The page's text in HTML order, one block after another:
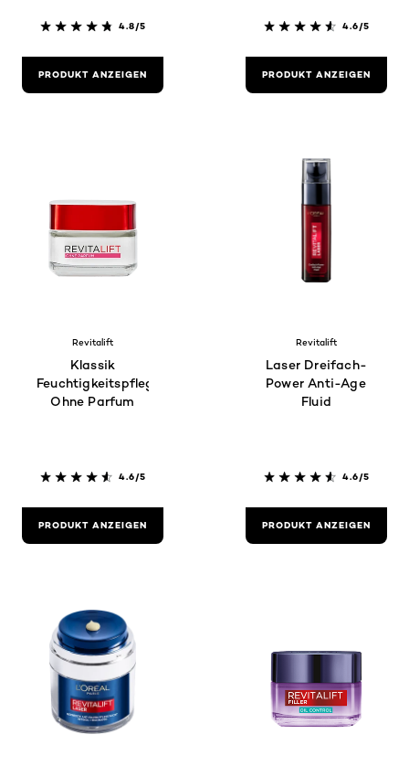
Vitamin C4.8/5
PRODUKT ANZEIGEN
4.6/5
PRODUKT ANZEIGEN
Revitalift
Klassik
Feuchtigkeitspflege
Ohne Parfum
4.6/5
PRODUKT ANZEIGEN
Revitalift
Laser Dreifach-
Power Anti-Age
Fluid
4.6/5
PRODUKT ANZEIGEN